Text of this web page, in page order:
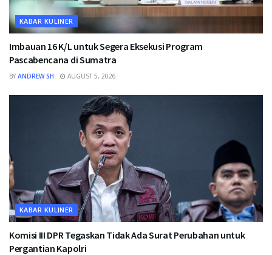
KABAR KULINER
Imbauan 16 K/L untuk Segera Eksekusi Program
Pascabencana di Sumatra
BY ANDREW SH AUGUST 5, 2026
KABAR KULINER
Komisi III DPR Tegaskan Tidak Ada Surat Perubahan untuk
Pergantian Kapolri